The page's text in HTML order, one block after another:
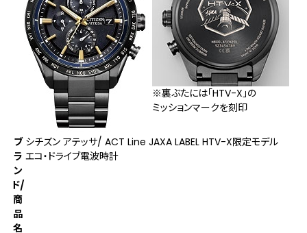
※裏ぶたには「HTV-X」の
ミッションマークを刻印
ブ
ラ
ン
ド/
商
品
名
シチズン アテッサ/ ACT Line JAXA LABEL HTV-X限定モデル
エコ・ドライブ電波時計